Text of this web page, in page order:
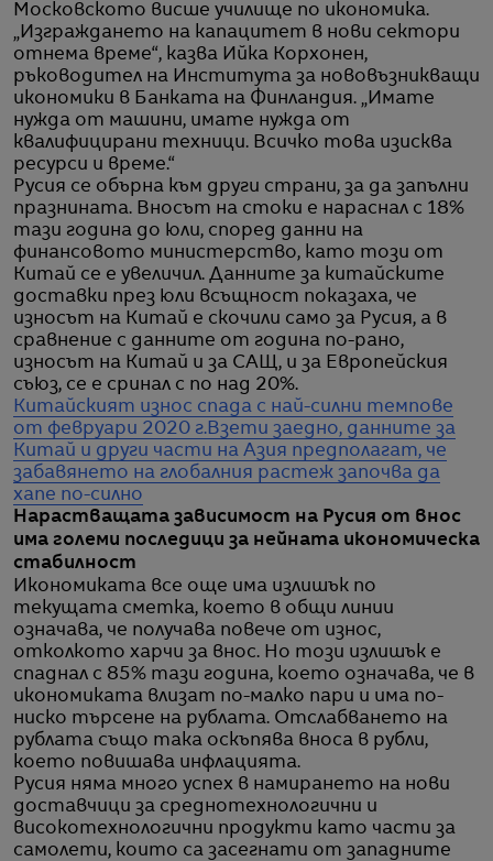
Московското висше училище по икономика.
„Изграждането на капацитет в нови сектори
отнема време“, казва Ийка Корхонен,
ръководител на Института за нововъзникващи
икономики в Банката на Финландия. „Имате
нужда от машини, имате нужда от
квалифицирани техници. Всичко това изисква
ресурси и време.“
Русия се обърна към други страни, за да запълни
празнината. Вносът на стоки е нараснал с 18%
тази година до юли, според данни на
финансовото министерство, като този от
Китай се е увеличил. Данните за китайските
доставки през юли всъщност показаха, че
износът на Китай е скочили само за Русия, а в
сравнение с данните от година по-рано,
износът на Китай и за САЩ, и за Европейския
съюз, се е сринал с по над 20%.
Китайският износ спада с най-силни темпове
от февруари 2020 г.Взети заедно, данните за
Китай и други части на Азия предполагат, че
забавянето на глобалния растеж започва да
хапе по-силно
Нарастващата зависимост на Русия от внос
има големи последици за нейната икономическа
стабилност
Икономиката все още има излишък по
текущата сметка, което в общи линии
означава, че получава повече от износ,
отколкото харчи за внос. Но този излишък е
спаднал с 85% тази година, което означава, че в
икономиката влизат по-малко пари и има по-
ниско търсене на рублата. Отслабването на
рублата също така оскъпява вноса в рубли,
което повишава инфлацията.
Русия няма много успех в намирането на нови
доставчици за среднотехнологични и
високотехнологични продукти като части за
самолети, които са засегнати от западните